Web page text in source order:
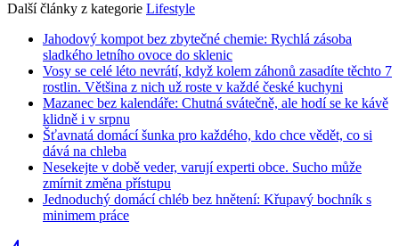
Další články z kategorie Lifestyle
Jahodový kompot bez zbytečné chemie: Rychlá zásoba
sladkého letního ovoce do sklenic
Vosy se celé léto nevrátí, když kolem záhonů zasadíte těchto 7
rostlin. Většina z nich už roste v každé české kuchyni
Mazanec bez kalendáře: Chutná svátečně, ale hodí se ke kávě
klidně i v srpnu
Šťavnatá domácí šunka pro každého, kdo chce vědět, co si
dává na chleba
Nesekejte v době veder, varují experti obce. Sucho může
zmírnit změna přístupu
Jednoduchý domácí chléb bez hnětení: Křupavý bochník s
minimem práce